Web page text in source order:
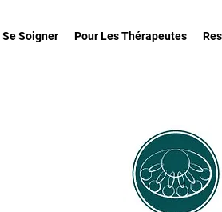
Se Soigner Pour Les Thérapeutes